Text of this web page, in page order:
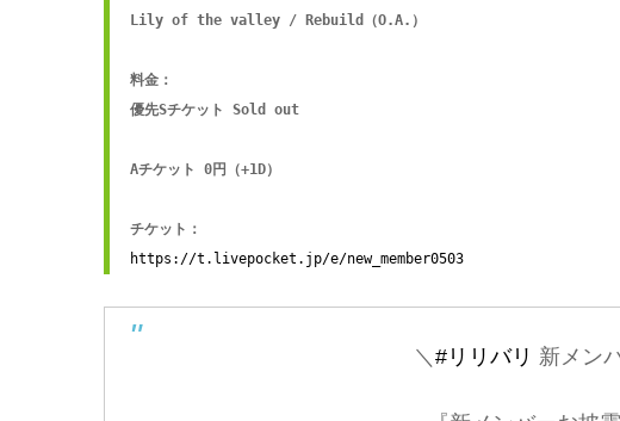
Lily of the valley / Rebuild（O.A.）
料金：
優先Sチケット Sold out
Aチケット 0円（+1D）
https://t.livepocket.jp/e/new_member0503
＼ #リリバリ 新メン